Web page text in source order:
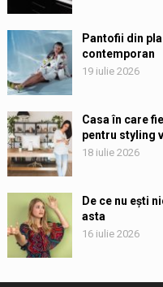
Pantofii din
contemporan
19 iulie 2026
Casa în care
pentru styling
18 iulie 2026
De ce nu ești
asta
16 iulie 2026